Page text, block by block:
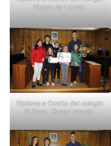
Virgen de Loreto.
Diploma a Cuarto del colegio
El Coso. Tercer premio.